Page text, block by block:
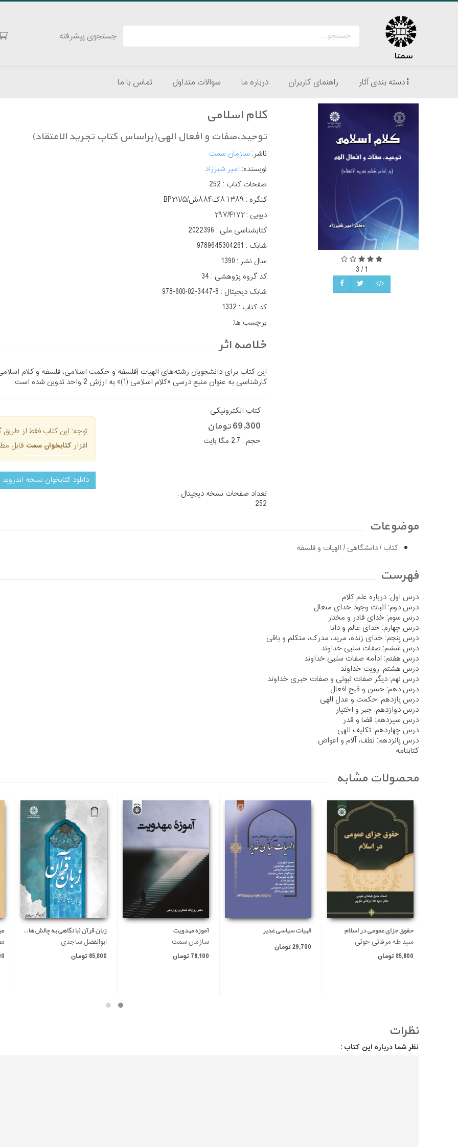
سمتا
جستجوی پیشرفته
دسته بندی آثار راهنمای کاربران درباره ما سوالات متداول تماس با ما
1
/
3
کلام اسلامی
توحید،صفات و افعال الهی(براساس کتاب تجرید الاعتقاد)
ناشر:سازمان سمت
نویسنده: امیر شیرزاد
صفحات کتاب : 252
کنگره :
دیویی :۲۹۷/۴۱۷۲‬
کتابشناسی ملی : 2022396
شابک : 9789645304261
سال نشر :1390
کد گروه پژوهشی : 34
شابک دیجیتال : 978-600-02-3447-8
کد کتاب : 1332
برچسب ها:
خلاصه اثر
این کتاب برای دانشجویان رشته‌های الهیات (فلسفه و حکمت اسلامی، فلسفه و کلام
کارشناسی به عنوان منبع درسی «کلام اسلامی (1)» به ارزش 2 واحد تدوین شده است.
کتاب الکترونیکی
69,300 تومان
حجم : 2.7 مگا بایت
توجه: این کتاب فقط از
افزارکتابخوان سمت قابل
دانلود کتابخوان نسخه اندروید
تعداد صفحات نسخه دیجیتال :
252
موضوعات
کتاب/دانشگاهی/الهیات و فلسفه
فهرست
درس اول: درباره علم کلام
درس دوم: اثبات وجود خدای متعال
درس سوم: خدای قادر و مختار
درس چهارم: خدای عالم و دانا
درس پنجم: خدای زنده، مرید، مدرک، متکلم و باقی
درس ششم: صفات سلبی خداوند
درس هفتم: ادامه صفات سلبی خداوند
درس هشتم: رویت خداوند
درس نهم: دیگر صفات ثبوتی و صفات خبری خداوند
درس دهم: حسن و قبح افعال
درس یازدهم: حکمت و عدل الهی
درس دوازدهم: جبر و اختیار
درس سیزدهم: قضا و قدر
درس چهاردهم: تکلیف الهی
درس پانزدهم: لطف، آلام و اعواض
کتابنامه
محصولات مشابه
حقوق جزای عمومی در اسلام
سید طه مرقاتی خوئی
85,800 تومان
الهیات سیاسی غدیر
29,700 تومان
آموزه مهدویت
سازمان سمت
78,100 تومان
زبان قرآن (با نگاهی به چالش های کلامی تفسیر)
ابوالفضل ساجدی
85,800 تومان
نظرات
نظر شما درباره این کتاب :